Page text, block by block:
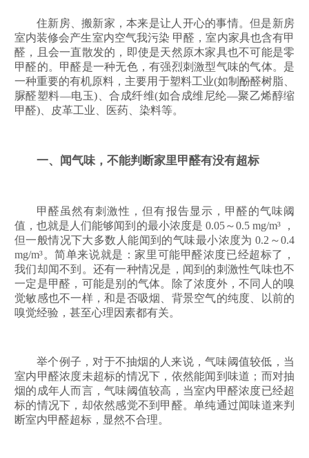
住新房、搬新家，本来是让人开心的事情。但是新房
室内装修会产生室内空气我污染 甲醛，室内家具也含有甲
醛，且会一直散发的，即使是天然原木家具也不可能是零
甲醛的。甲醛是一种无色，有强烈刺激型气味的气体。是
一种重要的有机原料，主要用于塑料工业(如制酚醛树脂、
脲醛塑料—电玉)、合成纤维(如合成维尼纶—聚乙烯醇缩
甲醛)、皮革工业、医药、染料等。
一、闻气味，不能判断家里甲醛有没有超标
甲醛虽然有刺激性，但有报告显示，甲醛的气味阈
值，也就是人们能够闻到的最小浓度是 0.05～0.5 mg/m³ ，
但一般情况下大多数人能闻到的气味最小浓度为 0.2～0.4
mg/m³。简单来说就是：家里可能甲醛浓度已经超标了，
我们却闻不到。还有一种情况是，闻到的刺激性气味也不
一定是甲醛，可能是别的气体。除了浓度外，不同人的嗅
觉敏感也不一样，和是否吸烟、背景空气的纯度、以前的
嗅觉经验，甚至心理因素都有关。
举个例子，对于不抽烟的人来说，气味阈值较低，当
室内甲醛浓度未超标的情况下，依然能闻到味道；而对抽
烟的成年人而言，气味阈值较高，当室内甲醛浓度已经超
标的情况下，却依然感觉不到甲醛。单纯通过闻味道来判
断室内甲醛超标，显然不合理。